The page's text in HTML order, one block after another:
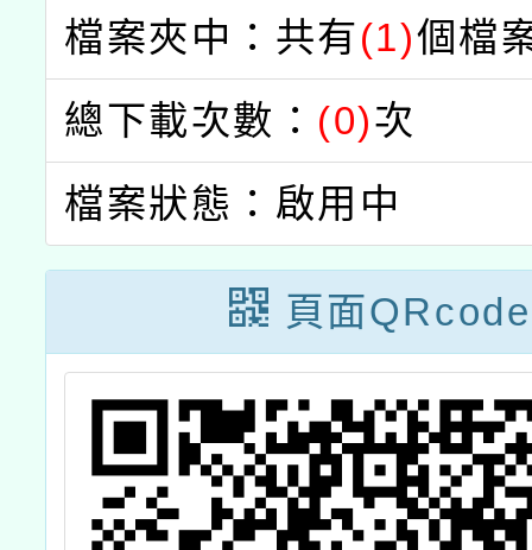
檔案夾中：共有(1)個檔
總下載次數： (0)次
檔案狀態：啟用中
頁面QRcode